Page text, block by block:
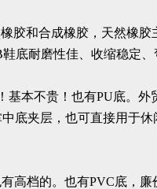
胶和合成橡胶，天然橡
底耐磨性佳、收缩稳定、
本不贵！也有PU底。
底夹层，也可直接用于休
高档的。也有PVC底，